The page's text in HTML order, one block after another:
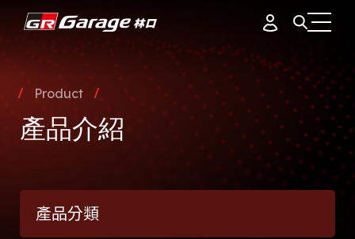
據點簡介
品牌故事
專業團隊
會員制度
會員資料
訂單紀錄
通知中心
Product
產品介紹
產品分類